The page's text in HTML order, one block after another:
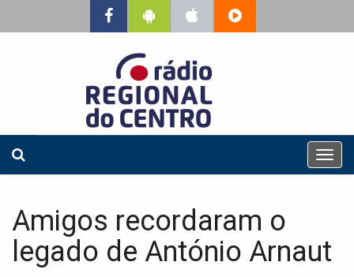
T
o
e
n
Amigos recordaram o
legado de António Arnaut